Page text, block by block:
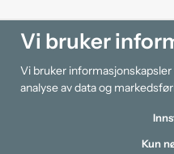
Kjøpesenter
Information
Vi bruker
Vi bruker
analyse av data og
Kun